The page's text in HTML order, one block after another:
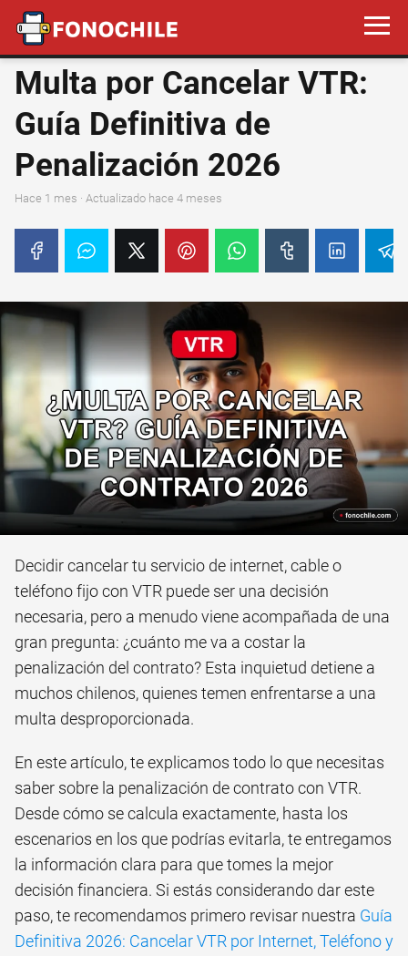
Multa por Cancelar VTR:
Guía Definitiva de
Penalización 2026
hace 1 mes · Actualizado hace 4 meses
Decidir cancelar tu servicio de internet, cable o
teléfono fijo con VTR puede ser una decisión
necesaria, pero a menudo viene acompañada de una
gran pregunta: ¿cuánto me va a costar la
penalización del contrato? Esta inquietud detiene a
muchos chilenos, quienes temen enfrentarse a una
multa desproporcionada.
En este artículo, te explicamos todo lo que necesitas
saber sobre la penalización de contrato con VTR.
Desde cómo se calcula exactamente, hasta los
escenarios en los que podrías evitarla, te entregamos
la información clara para que tomes la mejor
decisión financiera. Si estás considerando dar este
paso, te recomendamos primero revisar nuestra Guía
Definitiva 2026: Cancelar VTR por Internet, Teléfono y